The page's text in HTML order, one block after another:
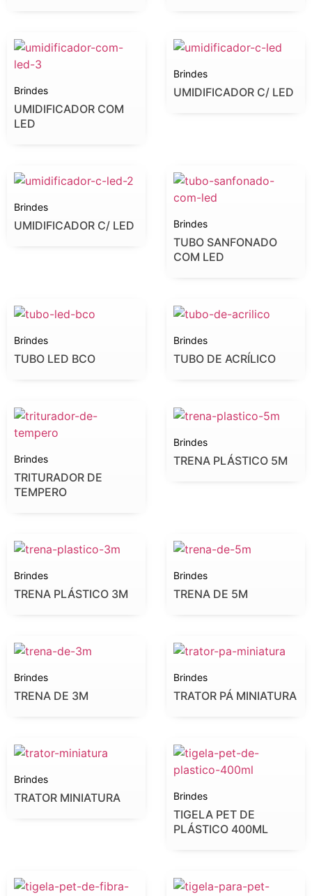
Brindes
UMIDIFICADOR COM
LED
Brindes
UMIDIFICADOR C/ LED
Brindes
UMIDIFICADOR C/ LED Brindes
TUBO SANFONADO
COM LED
Brindes
TUBO LED BCO
Brindes
TUBO DE ACRÍLICO
Brindes
TRITURADOR DE
TEMPERO
Brindes
TRENA PLÁSTICO 5M
Brindes
TRENA PLÁSTICO 3M
Brindes
TRENA DE 5M
Brindes
TRENA DE 3M
Brindes
TRATOR PÁ MINIATURA
Brindes
TRATOR MINIATURA Brindes
TIGELA PET DE
PLÁSTICO 400ML